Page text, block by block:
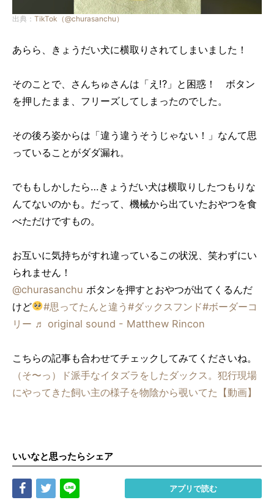
出典： TikTok（@churasanchu）
あらら、きょうだい犬に横取りされてしまいました！
そのことで、さんちゅさんは「え!?」と困惑！ ボタン
を押したまま、フリーズしてしまったのでした。
その後ろ姿からは「違う違うそうじゃない！」なんて思
っていることがダダ漏れ。
でももしかしたら…きょうだい犬は横取りしたつもりな
んてないのかも。だって、機械から出ていたおやつを食
べただけですもの。
お互いに気持ちがすれ違っているこの状況、笑わずにい
られません！
@churasanchu ボタンを押すとおやつが出てくるんだ
けど
#思ってたんと違う #ダックスフンド#ボーダーコ
リー ♬ original sound - Matthew Rincon
こちらの記事も合わせてチェックしてみてくださいね。
（そ〜っ）ド派手なイタズラをしたダックス。犯行現場
にやってきた飼い主の様子を物陰から覗いてた【動画】
いいなと思ったらシェア
Share Tweet アプリで読む